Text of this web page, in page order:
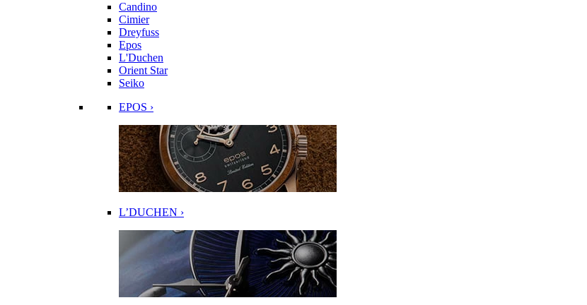
Candino
Cimier
Dreyfuss
Epos
L'Duchen
Orient Star
Seiko
EPOS ›
L’DUCHEN ›